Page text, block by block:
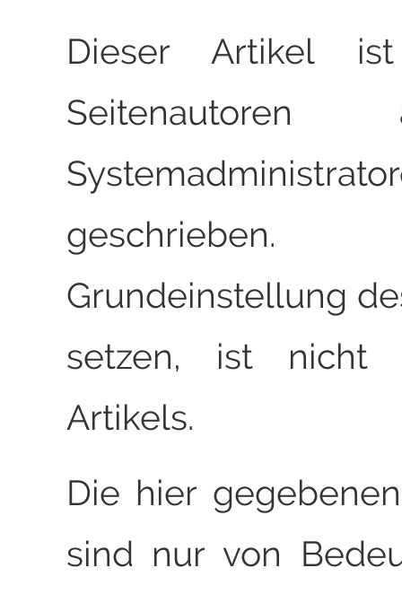
Dieser Artikel
Grundeinstellung
setzen, ist nicht
Artikels.
Die hier
sind nur von